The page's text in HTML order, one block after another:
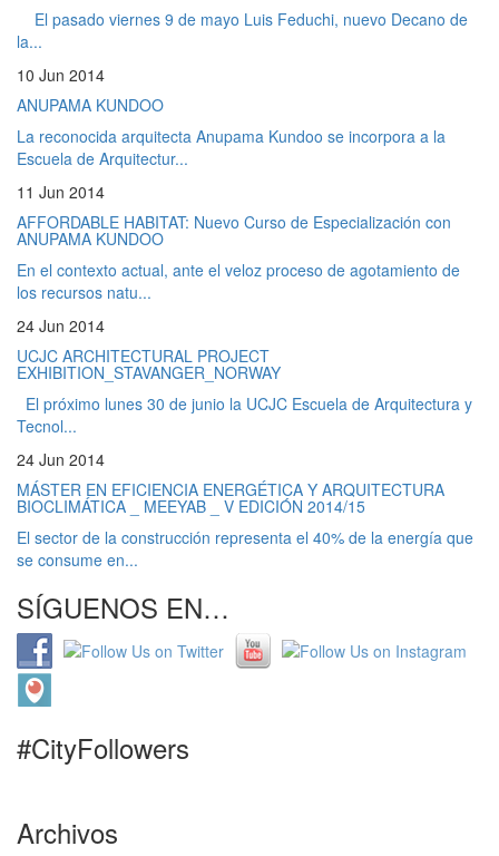
El pasado viernes 9 de mayo Luis Feduchi, nuevo Decano de
la...
10 Jun 2014
ANUPAMA KUNDOO
La reconocida arquitecta Anupama Kundoo se incorpora a la
Escuela de Arquitectur...
11 Jun 2014
AFFORDABLE HABITAT: Nuevo Curso de Especialización con
ANUPAMA KUNDOO
En el contexto actual, ante el veloz proceso de agotamiento de
los recursos natu...
24 Jun 2014
UCJC ARCHITECTURAL PROJECT
EXHIBITION_STAVANGER_NORWAY
El próximo lunes 30 de junio la UCJC Escuela de Arquitectura y
Tecnol...
24 Jun 2014
MÁSTER EN EFICIENCIA ENERGÉTICA Y ARQUITECTURA
BIOCLIMÁTICA _ MEEYAB _ V EDICIÓN 2014/15
El sector de la construcción representa el 40% de la energía que
se consume en...
SÍGUENOS EN…
#CityFollowers
Archivos